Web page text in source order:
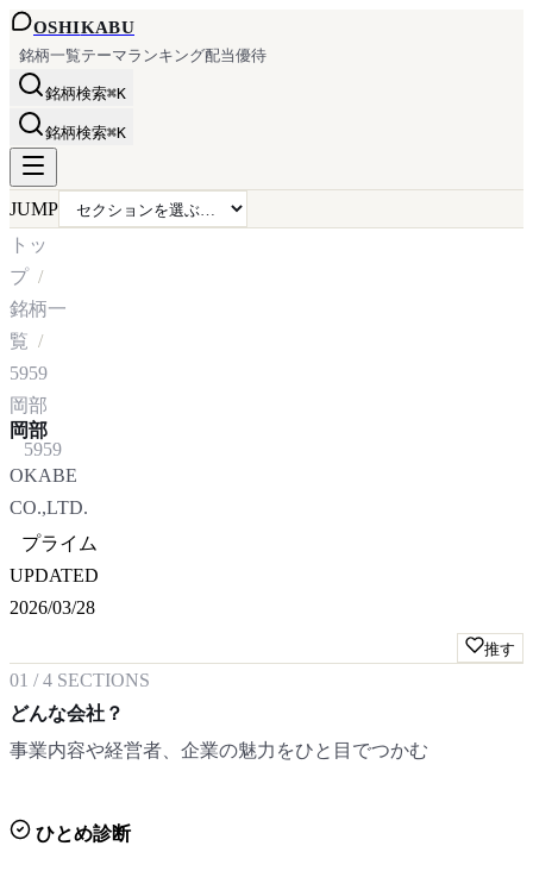
OSHIKABU
銘柄一覧テーマランキング配当優待
銘柄検索⌘K
銘柄検索⌘K
JUMP
トッ
プ
銘柄一
覧
5959
岡部
岡部
5959
OKABE
CO.,LTD.
プライム
UPDATED
2026/03/28
推す
01 /4 SECTIONS
どんな会社？
事業内容や経営者、企業の魅力をひと目でつかむ
ひとめ診断